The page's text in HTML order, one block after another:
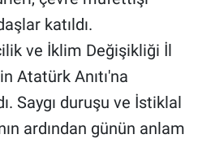
katıldı.
ve İklim Değişikliği İl
Atatürk Anıtı'na
Saygı duruşu ve İstiklal
ardından günün anlam